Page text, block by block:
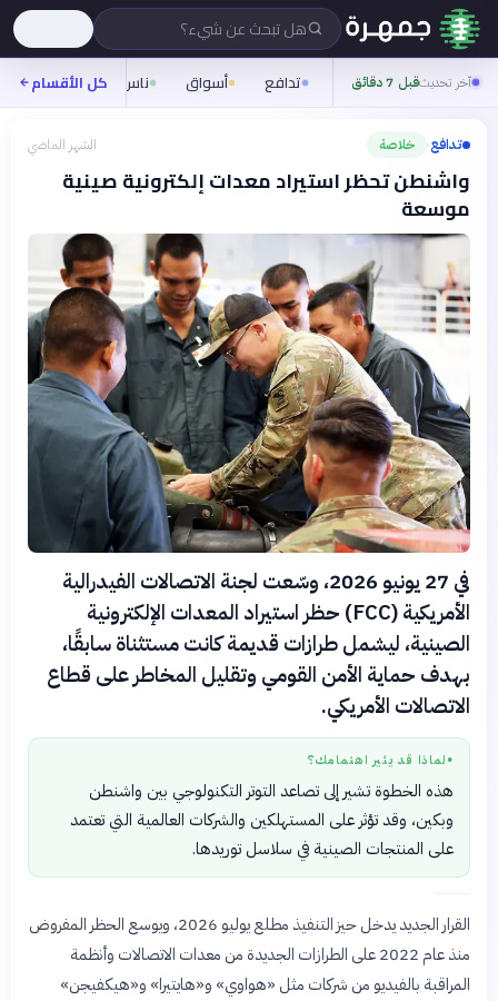
هل تبحث عن شيء؟
آخر تحديثقبل 7 دقائق تدافع أسواق ناس روح
كل الأقسام
تدافع› خلاصة الشهر الماضي
واشنطن تحظر استيراد معدات إلكترونية صينية
موسعة
في 27 يونيو 2026، وسّعت لجنة الاتصالات الفيدرالية
الأمريكية (FCC) حظر استيراد المعدات الإلكترونية
الصينية، ليشمل طرازات قديمة كانت مستثناة سابقًا،
بهدف حماية الأمن القومي وتقليل المخاطر على قطاع
الاتصالات الأمريكي.
● لماذا قد يثير اهتمامك؟
هذه الخطوة تشير إلى تصاعد التوتر التكنولوجي بين واشنطن
وبكين، وقد تؤثر على المستهلكين والشركات العالمية التي تعتمد
على المنتجات الصينية في سلاسل توريدها.
القرار الجديد يدخل حيز التنفيذ مطلع يوليو 2026، ويوسع الحظر المفروض
منذ عام 2022 على الطرازات الجديدة من معدات الاتصالات وأنظمة
المراقبة بالفيديو من شركات مثل «هواوي» و«هايتيرا» و«هيكفيجن»